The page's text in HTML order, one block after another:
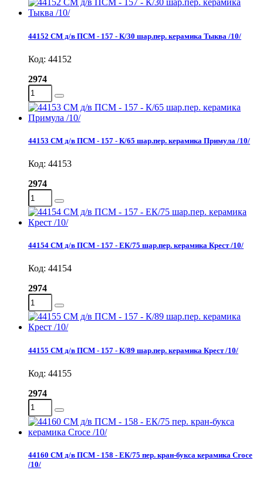
44152 СМ д/в ПСМ - 157 - К/30 шар.пер. керамика Тыква /10/
Код: 44152
2974
44153 СМ д/в ПСМ - 157 - К/65 шар.пер. керамика Примула /10/
Код: 44153
2974
44154 СМ д/в ПСМ - 157 - ЕК/75 шар.пер. керамика Крест /10/
Код: 44154
2974
44155 СМ д/в ПСМ - 157 - К/89 шар.пер. керамика Крест /10/
Код: 44155
2974
44160 СМ д/в ПСМ - 158 - ЕК/75 пер. кран-букса керамика Croce
/10/